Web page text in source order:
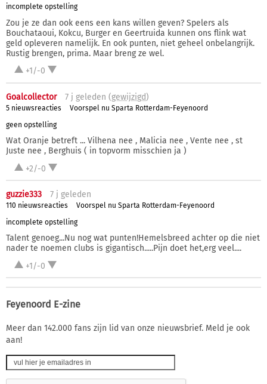
incomplete opstelling
Zou je ze dan ook eens een kans willen geven? Spelers als
Bouchataoui, Kokcu, Burger en Geertruida kunnen ons flink wat
geld opleveren namelijk. En ook punten, niet geheel onbelangrijk.
Rustig brengen, prima. Maar breng ze wel.
+1/-0
Goalcollector 7 j geleden (gewijzigd)
5 nieuwsreacties
Voorspel nu Sparta Rotterdam-Feyenoord
geen opstelling
Wat Oranje betreft ... Vilhena nee , Malicia nee , Vente nee , st
Juste nee , Berghuis ( in topvorm misschien ja )
+2/-0
guzzie333 7 j geleden
110 nieuwsreacties
Voorspel nu Sparta Rotterdam-Feyenoord
incomplete opstelling
Talent genoeg...Nu nog wat punten!Hemelsbreed achter op die niet
nader te noemen clubs is gigantisch.....Pijn doet het,erg veel....
+1/-0
Feyenoord E-zine
Meer dan 142.000 fans zijn lid van onze nieuwsbrief. Meld je ook
aan!